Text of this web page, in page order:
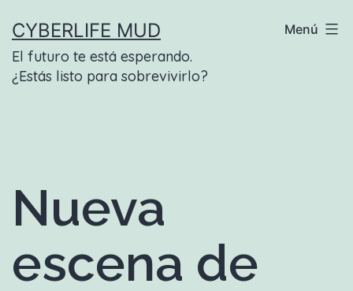
contenido
CYBERLIFE MUD
El futuro te está esperando.
¿Estás listo para sobrevivirlo?
Menú
Nueva
escena de